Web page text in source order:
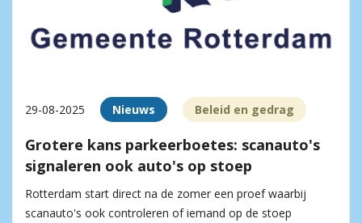
29-08-2025 Nieuws Beleid en gedrag
Grotere kans parkeerboetes: scanauto's
signaleren ook auto's op stoep
Rotterdam start direct na de zomer een proef waarbij
scanauto's ook controleren of iemand op de stoep